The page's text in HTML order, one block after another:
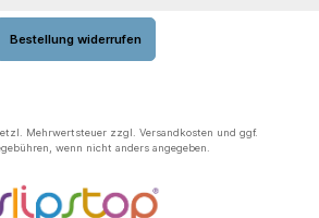
Bestellung widerrufen
Mehrwertsteuer zzgl. Versandkosten und ggf.
wenn nicht anders angegeben.